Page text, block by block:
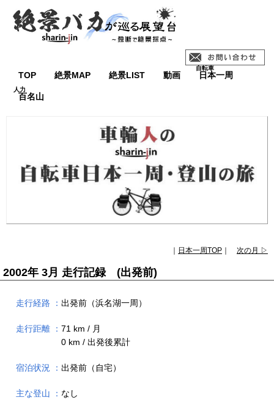
TOP 絶景MAP 絶景LIST 動画 日本一周
百名山
日本一周TOP 次の月 ▷
2002年 3月 走行記録 (出発前)
走行経路 ： 出発前（浜名湖一周）
走行距離 ： 71 km / 月
0 km / 出発後累計
宿泊状況 ： 出発前（自宅）
主な登山 ： なし